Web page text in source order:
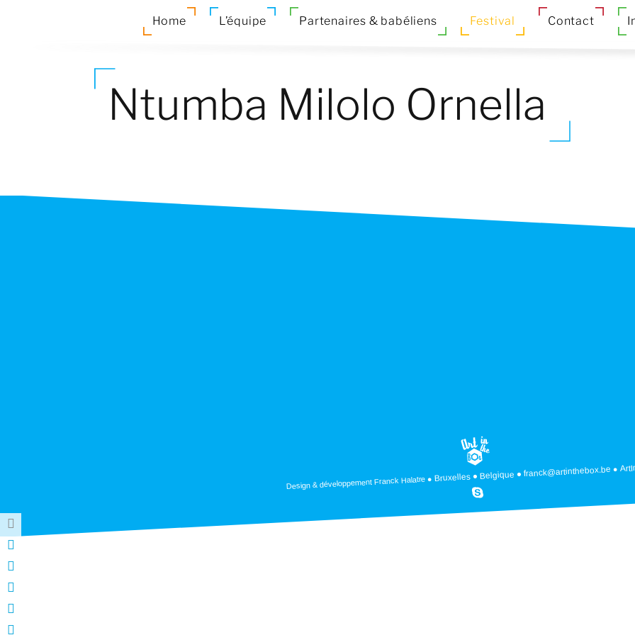
Home L’équipe Partenaires & babéliens Festival Contact
Ntumba Milolo Ornella
Design & développement Franck Halatre Bruxelles Belgique franck@artinthebox.be